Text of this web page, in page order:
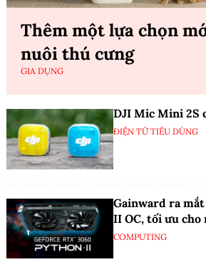
Thêm một lựa chọn
nuôi thú cưng
GIA DỤNG
DJI Mic Mini 2S
ĐIỆN TỬ TIÊU DÙNG
Gainward ra
II OC, tối ưu
COMPUTING